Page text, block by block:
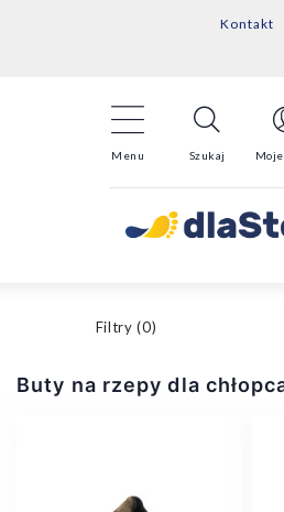
Kontakt
14 Dni na
Menu Szukaj
Filtry (0)
Buty na rzepy dla